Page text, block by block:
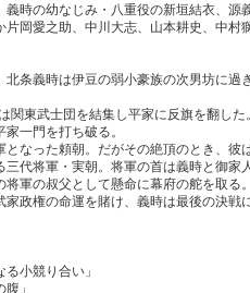
時の幼なじみ・八重役の新垣結衣、源
片岡愛之助、中川大志、山本耕史、中村
北条義時は伊豆の弱小豪族の次男坊に
関東武士団を結集し平家に反旗を翻し
一門を打ち破る。
となった頼朝。だがその絶頂のとき、彼
三代将軍・実朝。将軍の首は義時と御家
将軍の叔父として懸命に幕府の舵を取
家政権の命運を賭け、義時は最後の決戦
小競り合い」
」